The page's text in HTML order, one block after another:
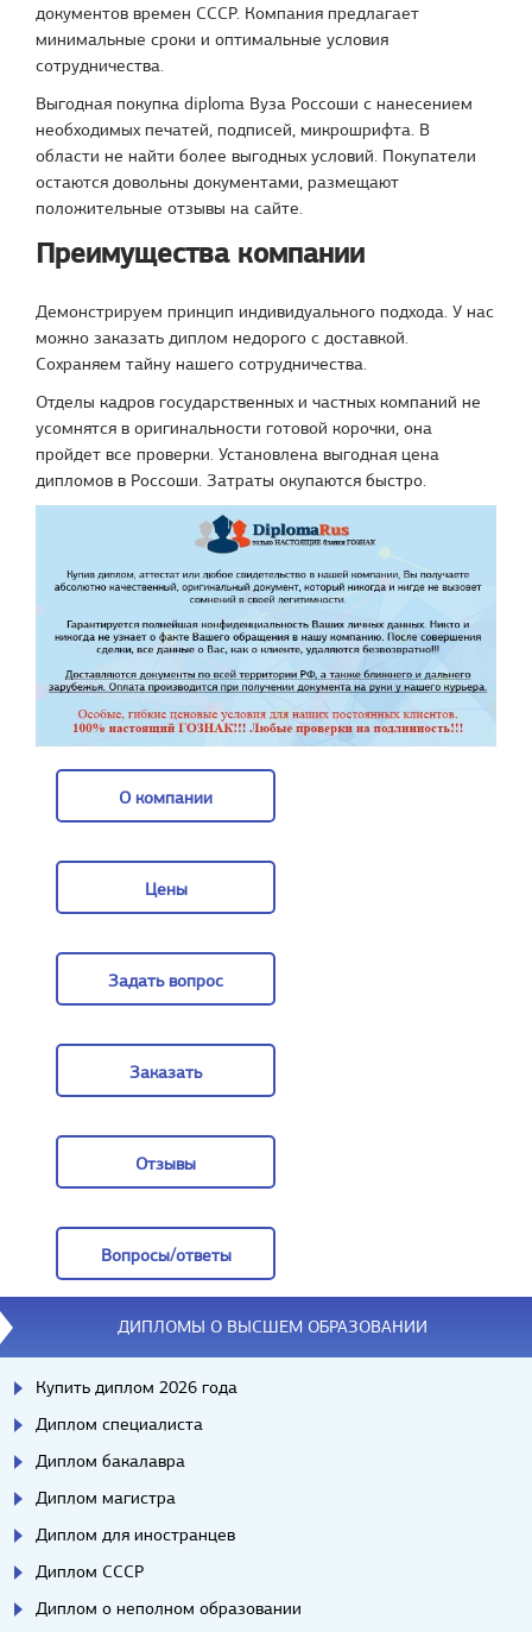
документов времен СССР. Компания предлагает
минимальные сроки и оптимальные условия
сотрудничества.
Выгодная покупка diploma Вуза Россоши с нанесением
необходимых печатей, подписей, микрошрифта. В
области не найти более выгодных условий. Покупатели
остаются довольны документами, размещают
положительные отзывы на сайте.
Преимущества компании
Демонстрируем принцип индивидуального подхода. У нас
можно заказать диплом недорого с доставкой.
Сохраняем тайну нашего сотрудничества.
Отделы кадров государственных и частных компаний не
усомнятся в оригинальности готовой корочки, она
пройдет все проверки. Установлена выгодная цена
дипломов в Россоши. Затраты окупаются быстро.
О компании
Цены
Задать вопрос
Заказать
Отзывы
Вопросы/ответы
Вопросы/ответы
ДИПЛОМЫ О ВЫСШЕМ ОБРАЗОВАНИИ
Купить диплом 2026 года
Диплом специалиста
Диплом бакалавра
Диплом магистра
Диплом для иностранцев
Диплом СССР
Диплом о неполном образовании